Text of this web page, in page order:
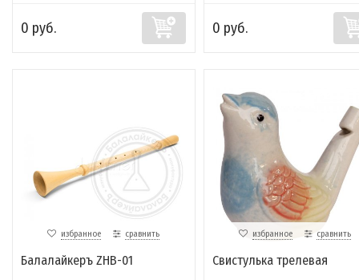
0 руб. 0 руб.
избранное сравнить
Балалайкеръ ZHB-01
избранное сравнить
Свистулька трелевая